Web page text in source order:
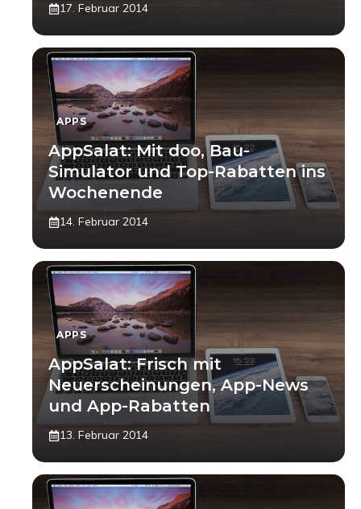
17. Februar 2014
APPS
AppSalat: Mit doo, Bau-
Simulator und Top-Rabatten ins
Wochenende
14. Februar 2014
APPS
AppSalat: Frisch mit
Neuerscheinungen, App-News
und App-Rabatten
13. Februar 2014